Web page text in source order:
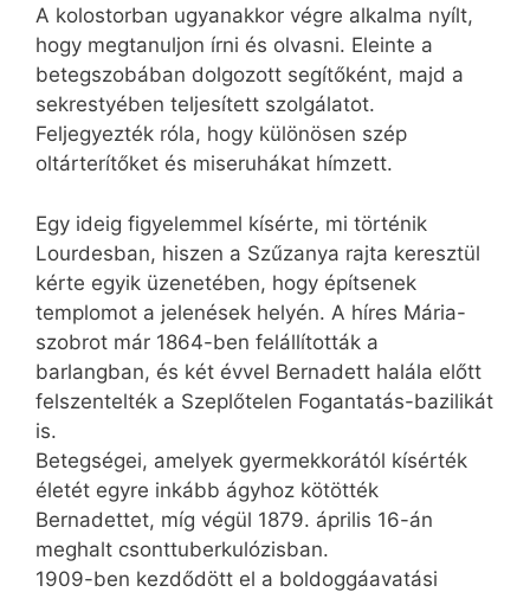
A kolostorban ugyanakkor végre alkalma nyílt,
hogy megtanuljon írni és olvasni. Eleinte a
betegszobában dolgozott segítőként, majd a
sekrestyében teljesített szolgálatot.
Feljegyezték róla, hogy különösen szép
oltárterítőket és miseruhákat hímzett.
Egy ideig figyelemmel kísérte, mi történik
Lourdesban, hiszen a Szűzanya rajta keresztül
kérte egyik üzenetében, hogy építsenek
templomot a jelenések helyén. A híres Mária-
szobrot már 1864-ben felállították a
barlangban, és két évvel Bernadett halála előtt
felszentelték a Szeplőtelen Fogantatás-bazilikát
is.
Betegségei, amelyek gyermekkorától kísérték
életét egyre inkább ágyhoz kötötték
Bernadettet, míg végül 1879. április 16-án
meghalt csonttuberkulózisban.
1909-ben kezdődött el a boldoggáavatási